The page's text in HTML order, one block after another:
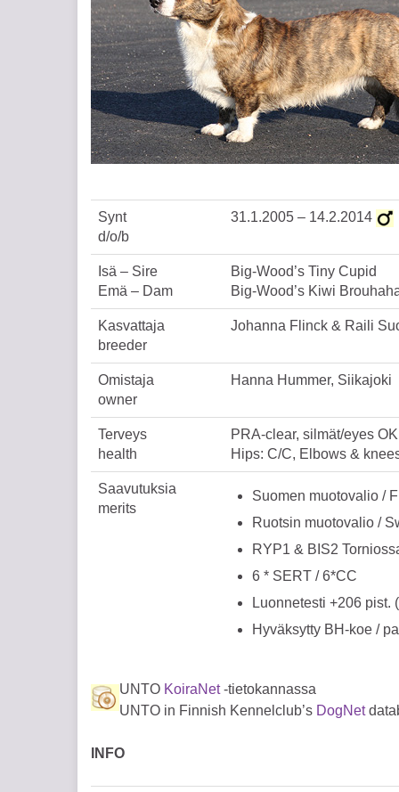
Synt
d/o/b
31.1.2005 – 14.2.2014
Isä – Sire
Emä – Dam
Big-Wood’s Tiny Cupid
Big-Wood’s Kiwi
Kasvattaja
breeder
Johanna Flinck & Raili
Omistaja
owner
Hanna Hummer, Siikajoki
Terveys
health
PRA-clear, silmät/eyes OK
Hips: C/C, Elbows &
Saavutuksia
merits
Suomen muotovalio /
Ruotsin muotovalio /
RYP1 & BIS2
6 * SERT / 6*CC
Luonnetesti +206 pist. (
Hyväksytty BH-koe /
UNTO KoiraNet-tietokannassa
UNTO in Finnish Kennelclub’s DogNet
INFO